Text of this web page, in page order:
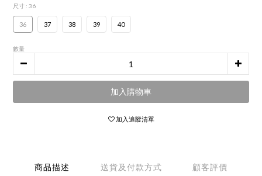
尺寸 : 36
36 37 38 39 40
數量
加入購物車
加入追蹤清單
商品描述 送貨及付款方式 顧客評價